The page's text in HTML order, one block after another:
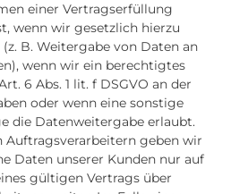
einer Vertragserfüllung
wenn wir gesetzlich hierzu
B. Weitergabe von Daten an
wenn wir ein berechtigtes
6 Abs. 1 lit. f DSGVO an der
oder wenn eine sonstige
die Datenweitergabe erlaubt.
Auftragsverarbeitern geben wir
Daten unserer Kunden nur auf
gültigen Vertrags über